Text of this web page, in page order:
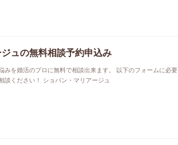
ュの無料相談予約申込み
みを婚活のプロに無料で相談出来ます。 以下のフォームに必要
談ください！ ショパン・マリアージュ